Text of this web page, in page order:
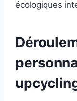
écologiques